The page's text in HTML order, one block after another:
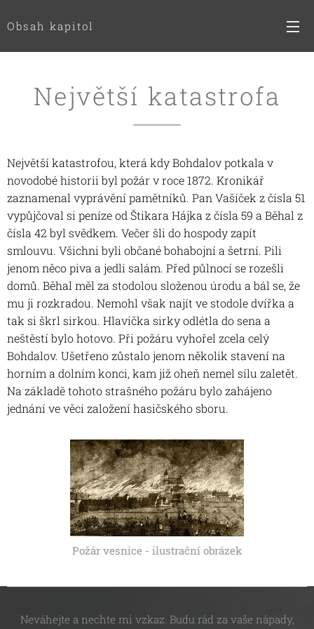
Obsah kapitol
Největší katastrofa
Největší katastrofou, která kdy Bohdalov potkala v
novodobé historii byl požár v roce 1872. Kronikář
zaznamenal vyprávění pamětníků. Pan Vašíček z čísla 51
vypůjčoval si peníze od Štikara Hájka z čísla 59 a Běhal z
čísla 42 byl svědkem. Večer šli do hospody zapít
smlouvu. Všichni byli občané bohabojní a šetrní. Pili
jenom něco piva a jedli salám. Před půlnocí se rozešli
domů. Běhal měl za stodolou složenou úrodu a bál se, že
mu ji rozkradou. Nemohl však najít ve stodole dvířka a
tak si škrl sirkou. Hlavička sirky odlétla do sena a
neštěstí bylo hotovo. Při požáru vyhořel zcela celý
Bohdalov. Ušetřeno zůstalo jenom několik stavení na
horním a dolním konci, kam již oheň nemel sílu zaletět.
Na základě tohoto strašného požáru bylo zahájeno
jednání ve věci založení hasičského sboru.
Požár vesnice - ilustrační obrázek
Neváhejte a nechte mi vzkaz. Budu rád za vaše nápady,